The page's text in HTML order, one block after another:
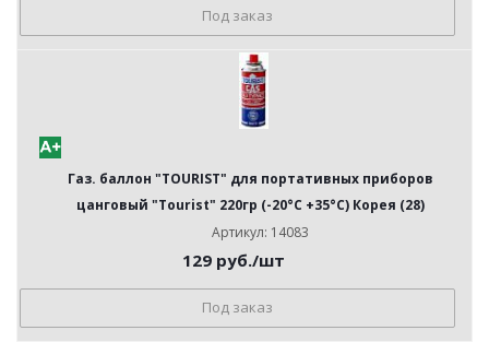
Под заказ
Газ. баллон "TOURIST" для портативных приборов
цанговый "Tourist" 220гр (-20°С +35°С) Корея (28)
Артикул: 14083
129 руб./шт
Под заказ